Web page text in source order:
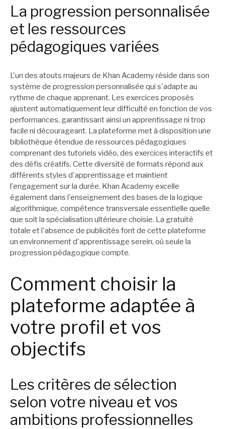
La progression personnalisée
et les ressources
pédagogiques variées
L'un des atouts majeurs de Khan Academy réside dans son
système de progression personnalisée qui s'adapte au
rythme de chaque apprenant. Les exercices proposés
ajustent automatiquement leur difficulté en fonction de vos
performances, garantissant ainsi un apprentissage ni trop
facile ni décourageant. La plateforme met à disposition une
bibliothèque étendue de ressources pédagogiques
comprenant des tutoriels vidéo, des exercices interactifs et
des défis créatifs. Cette diversité de formats répond aux
différents styles d'apprentissage et maintient
l'engagement sur la durée. Khan Academy excelle
également dans l'enseignement des bases de la logique
algorithmique, compétence transversale essentielle quelle
que soit la spécialisation ultérieure choisie. La gratuité
totale et l'absence de publicités font de cette plateforme
un environnement d'apprentissage serein, où seule la
progression pédagogique compte.
Comment choisir la
plateforme adaptée à
votre profil et vos
objectifs
Les critères de sélection
selon votre niveau et vos
ambitions professionnelles